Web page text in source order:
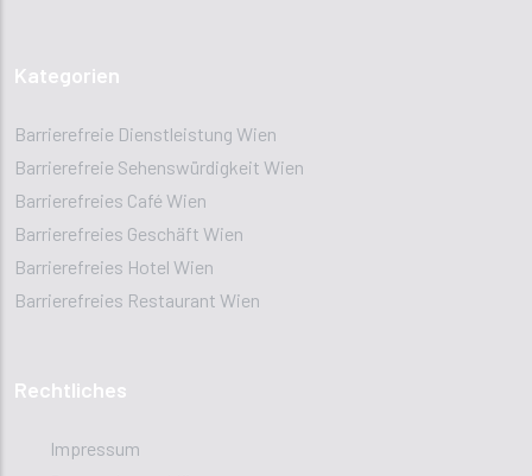
Kategorien
Barrierefreie Dienstleistung Wien
Barrierefreie Sehenswürdigkeit Wien
Barrierefreies Café Wien
Barrierefreies Geschäft Wien
Barrierefreies Hotel Wien
Barrierefreies Restaurant Wien
Rechtliches
Impressum